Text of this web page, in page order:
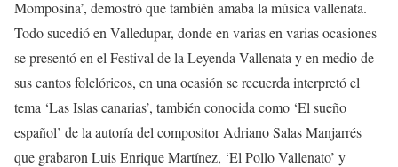
Momposina’, demostró que también amaba la música vallenata.
Todo sucedió en Valledupar, donde en varias en varias ocasiones
se presentó en el Festival de la Leyenda Vallenata y en medio de
sus cantos folclóricos, en una ocasión se recuerda interpretó el
tema ‘Las Islas canarias’, también conocida como ‘El sueño
español’ de la autoría del compositor Adriano Salas Manjarrés
que grabaron Luis Enrique Martínez, ‘El Pollo Vallenato’ y